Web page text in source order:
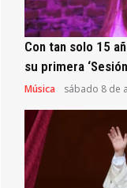
Con tan solo 15
su primera
Música sábado 8 de